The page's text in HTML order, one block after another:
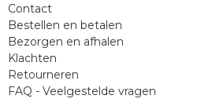
Contact
Bestellen en betalen
Bezorgen en afhalen
Klachten
Retourneren
FAQ - Veelgestelde vragen